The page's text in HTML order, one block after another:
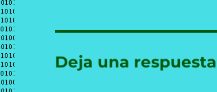
Deja una respuesta